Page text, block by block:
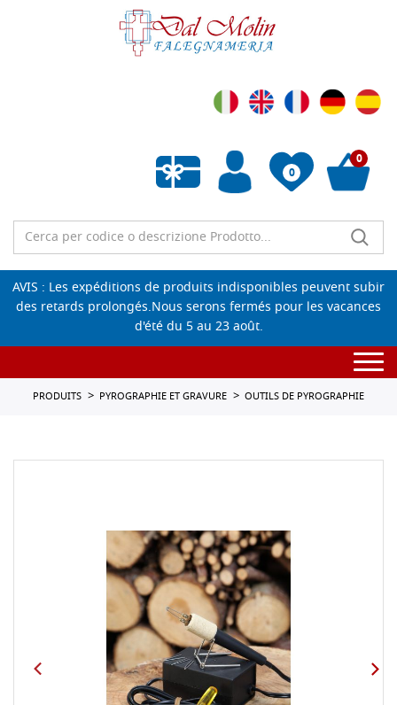
0
Liste de souhaits vide
0
AVIS : Les expéditions de produits indisponibles peuvent subir
des retards prolongés.Nous serons fermés pour les vacances
d'été du 5 au 23 août.
PRODUITS PYROGRAPHIE ET GRAVURE OUTILS DE PYROGRAPHIE